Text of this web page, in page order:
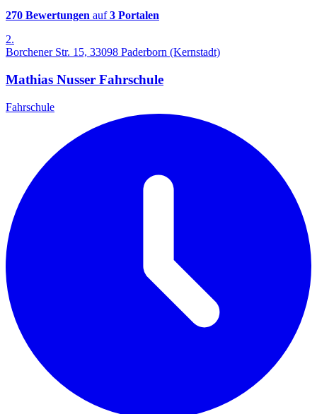
270 Bewertungen auf3 Portalen
2.
Borchener Str. 15, 33098 Paderborn (Kernstadt)
Mathias Nusser Fahrschule
Fahrschule